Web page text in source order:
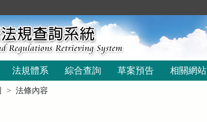
法規體系 綜合查詢 草案預告 相關網站
法條內容